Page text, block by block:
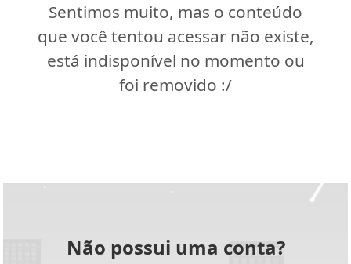
Sentimos muito, mas o conteúdo
que você tentou acessar não existe,
está indisponível no momento ou
foi removido :/
Não possui uma conta?